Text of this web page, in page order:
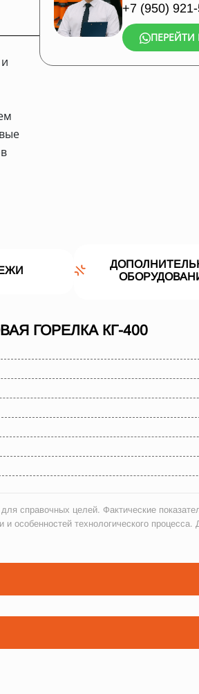
+7 (950)
ПЕРЕЙТИ
ГОРЕЛКА КГ-400
справочных целей. Фактические
особенностей технологического